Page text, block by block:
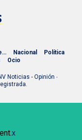
Nacional
Política
Ocio
Noticias - Opinión ∙
x